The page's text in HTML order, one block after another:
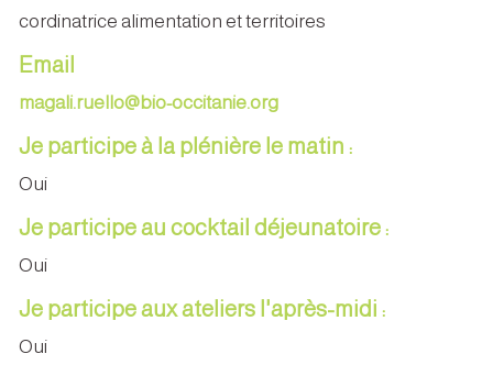
cordinatrice alimentation et territoires
Email
magali.ruello@bio-occitanie.org
Je participe à la plénière le matin :
Oui
Je participe au cocktail déjeunatoire :
Oui
Je participe aux ateliers l'après-midi :
Oui